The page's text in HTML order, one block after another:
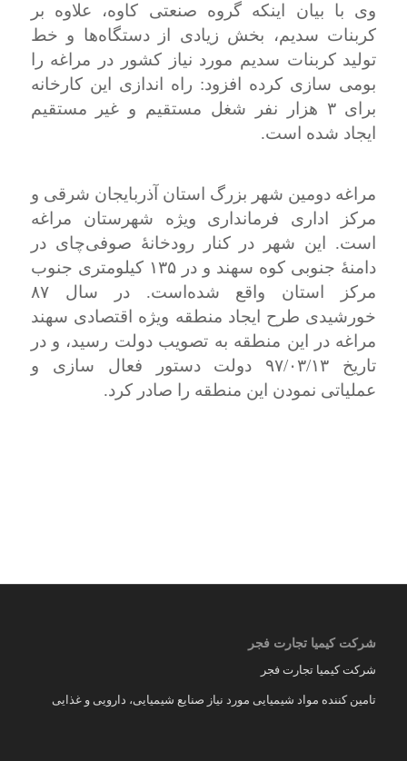
وی با بیان اینکه گروه صنعتی کاوه، علاوه بر
کربنات سدیم، بخش زیادی از دستگاه‌ها و خط
تولید کربنات سدیم مورد نیاز کشور در مراغه را
بومی سازی کرده افزود: راه اندازی این کارخانه
برای ۳ هزار نفر شغل مستقیم و غیر مستقیم
ایجاد شده است.
مراغه دومین شهر بزرگ استان آذربایجان شرقی و
مرکز اداری فرمانداری ویژه شهرستان مراغه
است. این شهر در کنار رودخانهٔ صوفی‌چای در
دامنهٔ جنوبی کوه سهند و در ۱۳۵ کیلومتری جنوب
مرکز استان واقع شده‌است. در سال ۸۷
خورشیدی طرح ایجاد منطقه ویژه اقتصادی سهند
مراغه در این منطقه به تصویب دولت رسید، و در
تاریخ ۹۷/۰۳/۱۳ دولت دستور فعال سازی و
عملیاتی نمودن این منطقه را صادر کرد.
شرکت کیمیا تجارت فجر
شرکت کیمیا تجارت فجر
تامین کننده مواد شیمیایی مورد نیاز صنایع شیمیایی، دارویی و غذایی